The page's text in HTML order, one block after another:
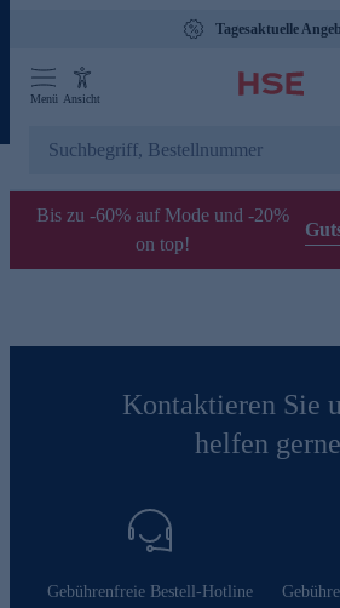
Tagesaktuelle
Menü Ansicht
Bis zu -60% auf Mode und -20%
on top!
Kontaktieren Sie
helfen
Gebührenfreie Bestell-Hotline